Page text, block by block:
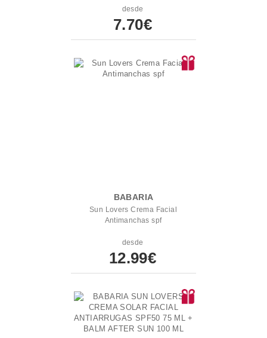
desde
7.70€
BABARIA
Sun Lovers Crema Facial
Antimanchas spf
desde
12.99€